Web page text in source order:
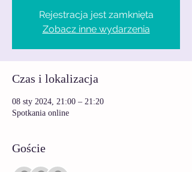
Rejestracja jest zamknięta
Zobacz inne wydarzenia
Czas i lokalizacja
08 sty 2024, 21:00 – 21:20
Spotkania online
Goście